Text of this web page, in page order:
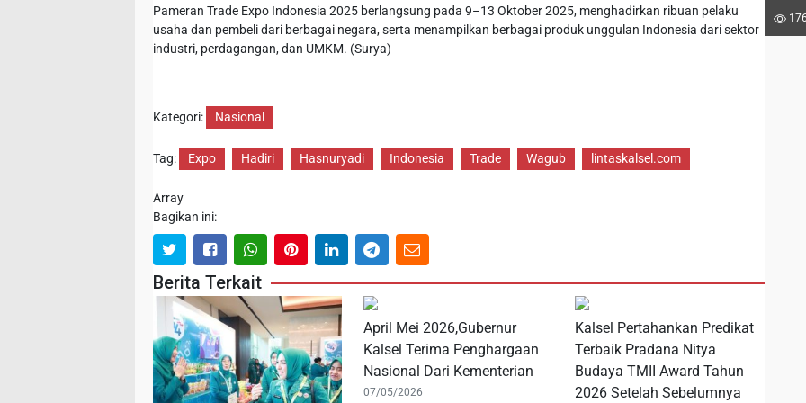
Pameran Trade Expo Indonesia 2025 berlangsung pada 9–13 Oktober 2025, menghadirkan ribuan pelaku
usaha dan pembeli dari berbagai negara, serta menampilkan berbagai produk unggulan Indonesia dari sektor
industri, perdagangan, dan UMKM. (Surya)
Kategori: Nasional
Tag: Expo Hadiri Hasnuryadi Indonesia Trade Wagub lintaskalsel.com
Array
Bagikan ini:
Berita Terkait
April Mei 2026,Gubernur
Kalsel Terima Penghargaan
Nasional Dari Kementerian
07/05/2026
Kalsel Pertahankan Predikat
Terbaik Pradana Nitya
Budaya TMII Award Tahun
2026 Setelah Sebelumnya